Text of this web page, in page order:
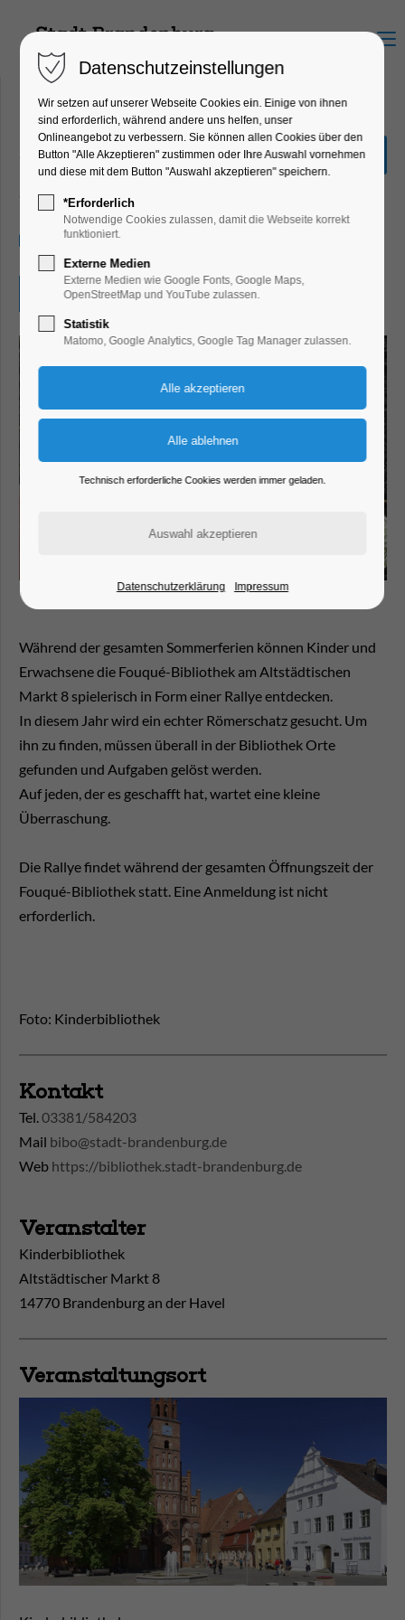
Menu
„Finde den Römerschatz“
Bildung, Vortrag, Ferienkalender, Kinder,
Jugend, Mitmach-Aktion
04.08.2026, 10:00–17:00
Eintritt frei
Während der gesamten Sommerferien können Kinder und
Erwachsene die Fouqué-Bibliothek am Altstädtischen
Markt 8 spielerisch in Form einer Rallye entdecken.
In diesem Jahr wird ein echter Römerschatz gesucht. Um
ihn zu finden, müssen überall in der Bibliothek Orte
gefunden und Aufgaben gelöst werden.
Auf jeden, der es geschafft hat, wartet eine kleine
Überraschung.
Die Rallye findet während der gesamten Öffnungszeit der
Fouqué-Bibliothek statt. Eine Anmeldung ist nicht
erforderlich.
Foto: Kinderbibliothek
Kontakt
Tel.03381/584203
Mail bibo@stadt-brandenburg.de
Web https://bibliothek.stadt-brandenburg.de
Veranstalter
Kinderbibliothek
Altstädtischer Markt 8
14770 Brandenburg an der Havel
Veranstaltungsort
Datenschutzeinstellungen
Wir setzen auf unserer Webseite Cookies ein. Einige von ihnen
sind erforderlich, während andere uns helfen, unser
Onlineangebot zu verbessern. Sie können allen Cookies über den
Button "Alle Akzeptieren" zustimmen oder Ihre Auswahl vornehmen
und diese mit dem Button "Auswahl akzeptieren" speichern.
*Erforderlich
Notwendige Cookies zulassen, damit die Webseite korrekt
funktioniert.
Externe Medien
Externe Medien wie Google Fonts, Google Maps,
OpenStreetMap und YouTube zulassen.
Statistik
Matomo, Google Analytics, Google Tag Manager zulassen.
Technisch erforderliche Cookies werden immer geladen.
Datenschutzerklärung Impressum